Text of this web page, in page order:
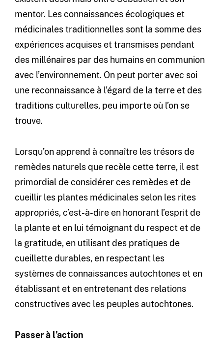
mentor. Les connaissances écologiques et
médicinales traditionnelles sont la somme des
expériences acquises et transmises pendant
des millénaires par des humains en communion
avec l’environnement. On peut porter avec soi
une reconnaissance à l’égard de la terre et des
traditions culturelles, peu importe où l’on se
trouve.
Lorsqu’on apprend à connaître les trésors de
remèdes naturels que recèle cette terre, il est
primordial de considérer ces remèdes et de
cueillir les plantes médicinales selon les rites
appropriés, c’est-à-dire en honorant l’esprit de
la plante et en lui témoignant du respect et de
la gratitude, en utilisant des pratiques de
cueillette durables, en respectant les
systèmes de connaissances autochtones et en
établissant et en entretenant des relations
constructives avec les peuples autochtones.
Passer à l’action